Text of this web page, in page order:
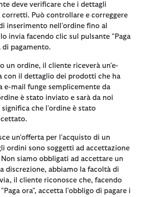
deve verificare che i dettagli
Può controllare e correggere
inserimento nell'ordine fino al
invia facendo clic sul pulsante "Paga
di pagamento.
un ordine, il cliente riceverà un'e-
con il dettaglio dei prodotti che ha
e-mail funge semplicemente da
è stato inviato e sarà da noi
che l'ordine è stato
un'offerta per l'acquisto di un
ordini sono soggetti ad accettazione
siamo obbligati ad accettare un
discrezione, abbiamo la facoltà di
il cliente riconosce che, facendo
ora", accetta l'obbligo di pagare i